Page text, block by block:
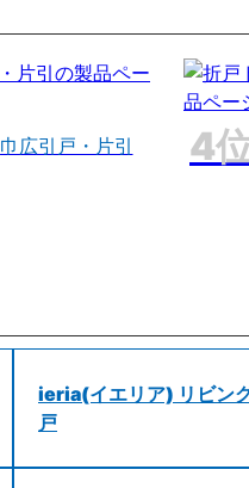
巾広引戸・片引
ieria(イエリア) リビン
戸